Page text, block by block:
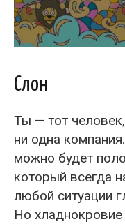
Слон
Ты — тот
ни одна
можно будет
который всегда
любой ситуации
Но хладнокровие